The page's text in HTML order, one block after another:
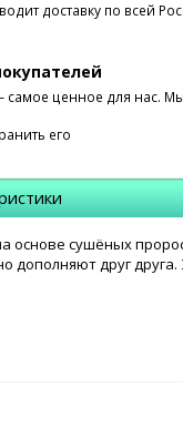
доставку по всей
самое ценное для нас. Мы
его
основе сушёных
дополняют друг
молоком, кефиром или